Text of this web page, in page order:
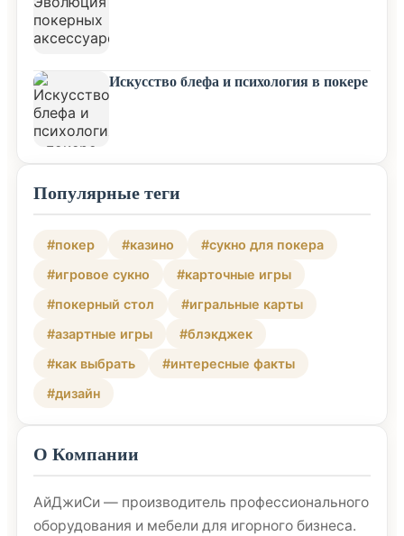
Искусство блефа и психология в покере
Популярные теги
#покер #казино
#сукно для покера
#игровое сукно
#карточные игры
#покерный стол
#игральные карты
#азартные игры
#блэкджек
#как выбрать
#интересные факты
#дизайн
О Компании
АйДжиСи — производитель профессионального
оборудования и мебели для игорного бизнеса.